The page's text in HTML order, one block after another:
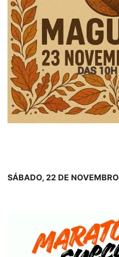
SÁBADO, 22 DE NOVEMBRO